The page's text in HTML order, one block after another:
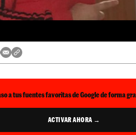
a tus fuentes favoritas de Google de forma
ACTIVAR AHORA →